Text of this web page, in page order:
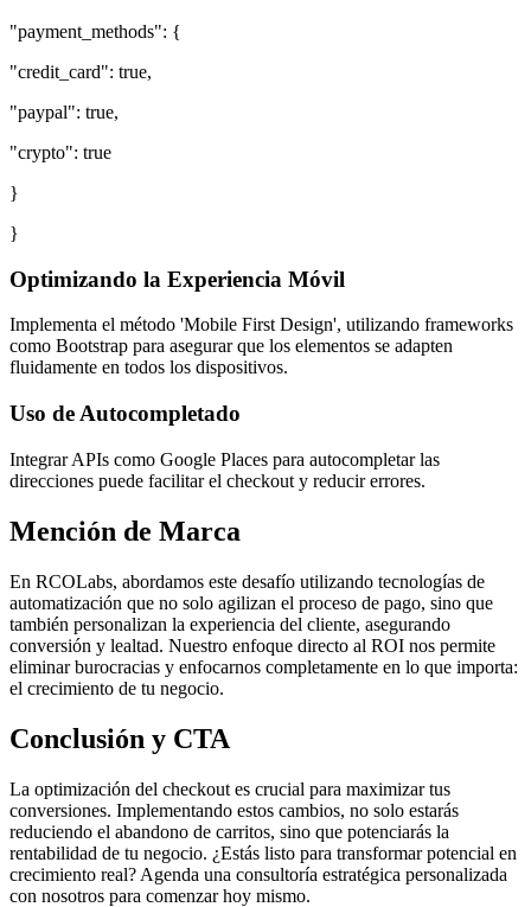
"payment_methods": {
"credit_card": true,
"paypal": true,
"crypto": true
}
}
Optimizando la Experiencia Móvil
Implementa el método 'Mobile First Design', utilizando frameworks
como Bootstrap para asegurar que los elementos se adapten
fluidamente en todos los dispositivos.
Uso de Autocompletado
Integrar APIs como Google Places para autocompletar las
direcciones puede facilitar el checkout y reducir errores.
Mención de Marca
En RCOLabs, abordamos este desafío utilizando tecnologías de
automatización que no solo agilizan el proceso de pago, sino que
también personalizan la experiencia del cliente, asegurando
conversión y lealtad. Nuestro enfoque directo al ROI nos permite
eliminar burocracias y enfocarnos completamente en lo que importa:
el crecimiento de tu negocio.
Conclusión y CTA
La optimización del checkout es crucial para maximizar tus
conversiones. Implementando estos cambios, no solo estarás
reduciendo el abandono de carritos, sino que potenciarás la
rentabilidad de tu negocio. ¿Estás listo para transformar potencial en
crecimiento real? Agenda una consultoría estratégica personalizada
con nosotros para comenzar hoy mismo.